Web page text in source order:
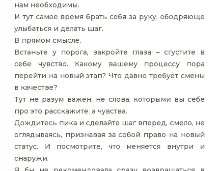
нам необходимы.
И тут самое время брать себя за руку, ободряюще
улыбаться и делать шаг.
В прямом смысле.
Встаньте у порога, закройте глаза – сгустите в
себе чувство. Какому вашему процессу пора
перейти на новый этап? Что давно требует смены
в качестве?
Тут не разум важен, не слова, которыми вы себе
про это расскажите, а чувства.
Дождитесь пика и сделайте шаг вперед, смело, не
оглядываясь, признавая за собой право на новый
статус. И посмотрите, что меняется внутри и
снаружи.